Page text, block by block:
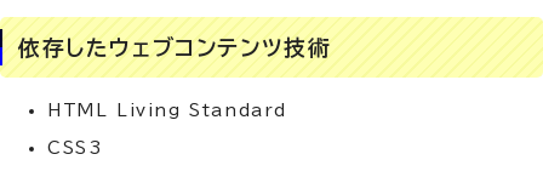
依存したウェブコンテンツ技術
HTML Living Standard
CSS3